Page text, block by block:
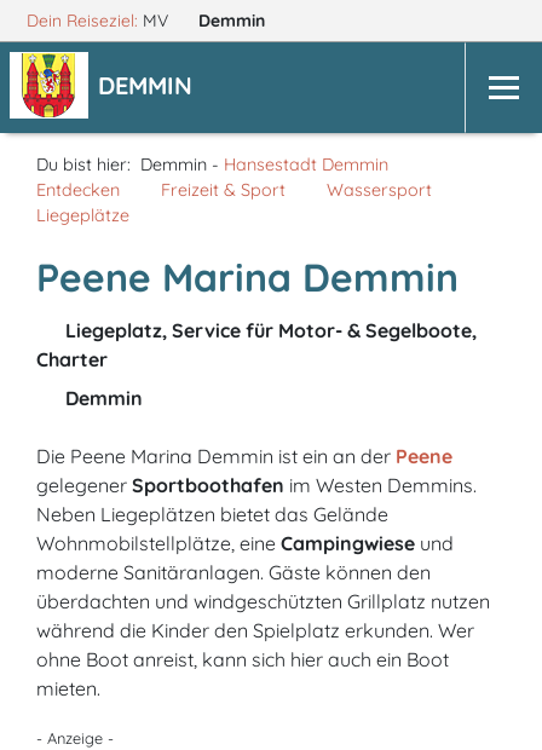
Dein Reiseziel: MV Demmin
DEMMIN
Du bist hier: Demmin - Hansestadt Demmin
Entdecken
Freizeit & Sport
Wassersport
Liegeplätze
Peene Marina Demmin
Liegeplatz, Service für Motor- & Segelboote,
Charter
Demmin
Die Peene Marina Demmin ist ein an der Peene
gelegener Sportboothafen im Westen Demmins.
Neben Liegeplätzen bietet das Gelände
Wohnmobilstellplätze, eine Campingwiese und
moderne Sanitäranlagen. Gäste können den
überdachten und windgeschützten Grillplatz nutzen
während die Kinder den Spielplatz erkunden. Wer
ohne Boot anreist, kann sich hier auch ein Boot
mieten.
- Anzeige -